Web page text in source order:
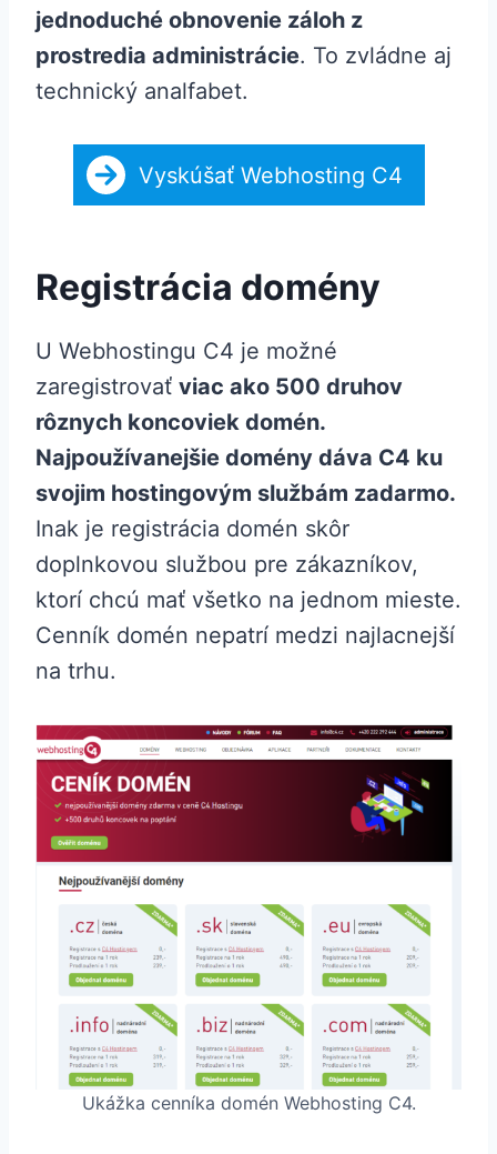
jednoduché obnovenie záloh z
prostredia administrácie. To zvládne aj
technický analfabet.
Vyskúšať Webhosting C4
Registrácia domény
U Webhostingu C4 je možné
zaregistrovať viac ako 500 druhov
rôznych koncoviek domén.
Najpoužívanejšie domény dáva C4 ku
svojim hostingovým službám zadarmo.
Inak je registrácia domén skôr
doplnkovou službou pre zákazníkov,
ktorí chcú mať všetko na jednom mieste.
Cenník domén nepatrí medzi najlacnejší
na trhu.
Ukážka cenníka domén Webhosting C4.